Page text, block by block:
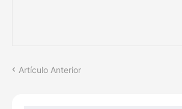
Artículo Anterior